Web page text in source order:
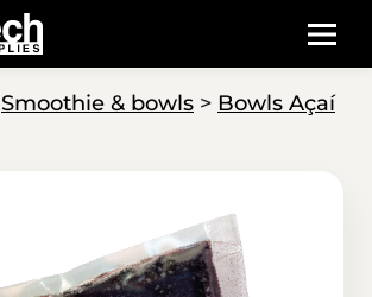
Smoothie & bowls > Bowls Açaí